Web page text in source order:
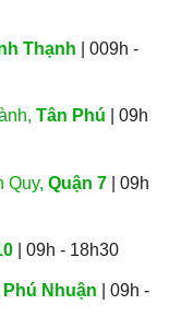
Thạnh | 009h -
Tân Phú | 09h
Quy, Quận 7 | 09h
| 09h - 18h30
Phú Nhuận | 09h -